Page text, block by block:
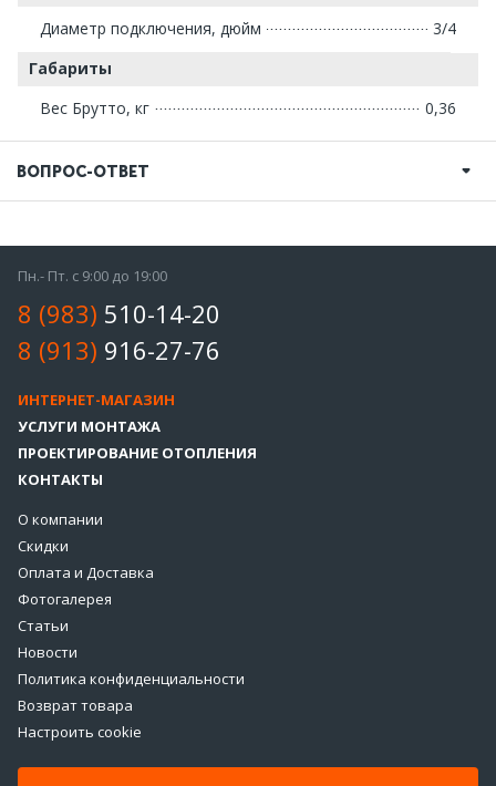
Диаметр подключения, дюйм
3/4
Габариты
Вес Брутто, кг
0,36
ВОПРОС-ОТВЕТ
Пн.- Пт. с 9:00 до 19:00
8 (983) 510-14-20
8 (913) 916-27-76
ИНТЕРНЕТ-МАГАЗИН
УСЛУГИ МОНТАЖА
ПРОЕКТИРОВАНИЕ ОТОПЛЕНИЯ
КОНТАКТЫ
О компании
Скидки
Оплата и Доставка
Фотогалерея
Статьи
Новости
Политика конфиденциальности
Возврат товара
Настроить cookie